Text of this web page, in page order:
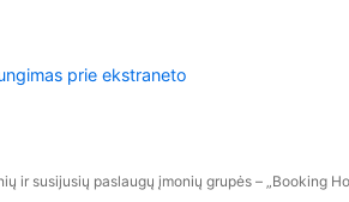
prie ekstraneto
ir susijusių paslaugų įmonių grupės – „Booking